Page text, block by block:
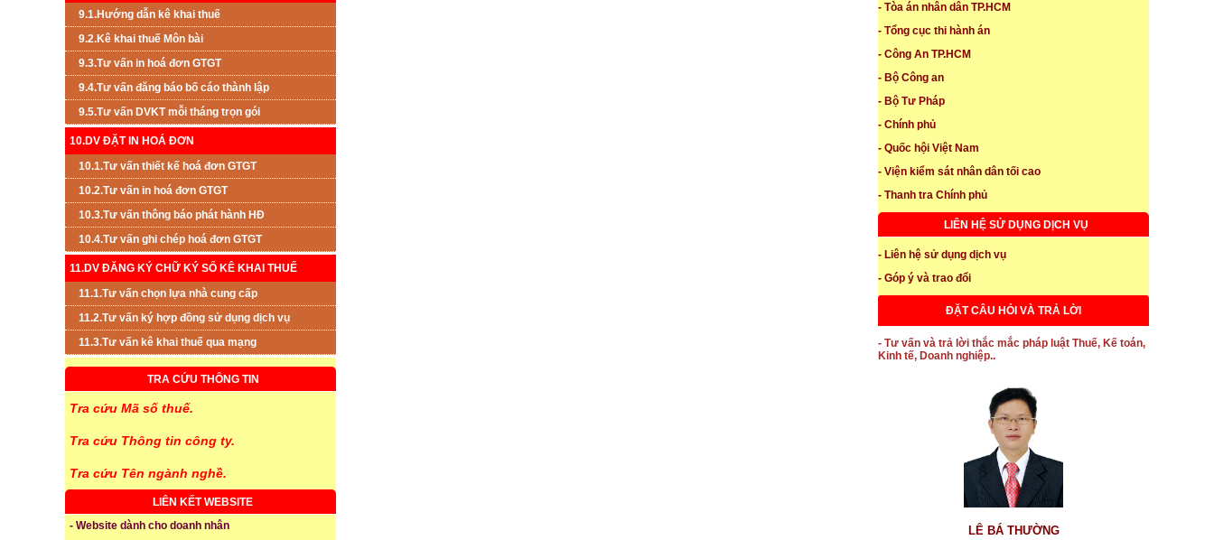
9.1.Hướng dẫn kê khai thuế
9.2.Kê khai thuế Môn bài
9.3.Tư vấn in hoá đơn GTGT
9.4.Tư vấn đăng báo bố cáo thành lập
9.5.Tư vấn DVKT mỗi tháng trọn gói
10.DV ĐẶT IN HOÁ ĐƠN
10.1.Tư vấn thiết kế hoá đơn GTGT
10.2.Tư vấn in hoá đơn GTGT
10.3.Tư vấn thông báo phát hành HĐ
10.4.Tư vấn ghi chép hoá đơn GTGT
11.DV ĐĂNG KÝ CHỮ KÝ SỐ KÊ KHAI THUẾ
11.1.Tư vấn chọn lựa nhà cung cấp
11.2.Tư vấn ký hợp đồng sử dụng dịch vụ
11.3.Tư vấn kê khai thuế qua mạng
TRA CỨU THÔNG TIN
Tra cứu Mã số thuế.
Tra cứu Thông tin công ty.
Tra cứu Tên ngành nghề.
LIÊN KẾT WEBSITE
- Website dành cho doanh nhân
- Tòa án nhân dân TP.HCM
- Tổng cục thi hành án
- Công An TP.HCM
- Bộ Công an
- Bộ Tư Pháp
- Chính phủ
- Quốc hội Việt Nam
- Viện kiểm sát nhân dân tối cao
- Thanh tra Chính phủ
LIÊN HỆ SỬ DỤNG DỊCH VỤ
- Liên hệ sử dụng dịch vụ
- Góp ý và trao đổi
ĐẶT CÂU HỎI VÀ TRẢ LỜI
- Tư vấn và trả lời thắc mắc pháp luật Thuế, Kế toán,
Kinh tế, Doanh nghiệp..
LÊ BÁ THƯỜNG
* Người sử dụng mạng xã hội làm giả cơ quan nhà
nước để thu gom sổ BHXH sẽ bị xử tội hình sự.